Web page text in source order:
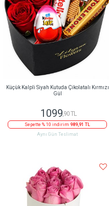
Küçük Kalpli Siyah Kutuda Çikolatalı Kırmızı
Gül
1099 ,90 TL
Sepette % 10 indirim 989,91 TL
Aynı Gün Teslimat